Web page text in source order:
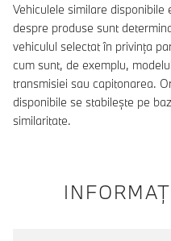
Vehiculele similare
despre produse sunt
vehiculul selectat în privința
cum sunt, de exemplu,
transmisiei sau capitonarea.
disponibile se stabilește pe
similaritate.